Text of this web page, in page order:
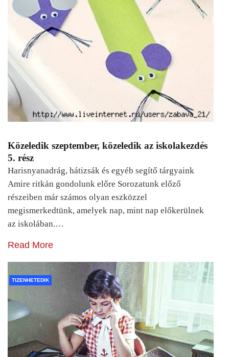
Közeledik szeptember, közeledik az iskolakezdés
5. rész
Harisnyanadrág, hátizsák és egyéb segítő tárgyaink
Amire ritkán gondolunk előre Sorozatunk előző
részeiben már számos olyan eszközzel
megismerkedtünk, amelyek nap, mint nap előkerülnek
az iskolában.…
Read More
TIZENHETEDIK